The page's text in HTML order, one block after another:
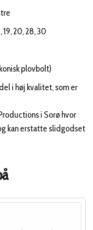
19, 20, 28, 30
konisk plovbolt)
i høj kvalitet, som er
i Sorø hvor
kan erstatte slidgodset